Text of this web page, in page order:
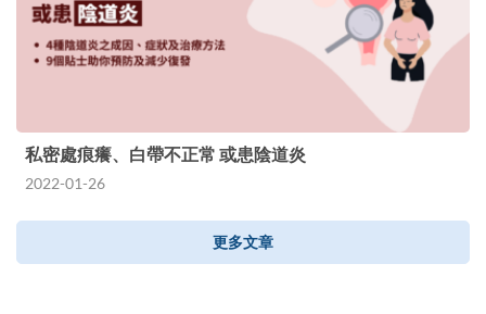
私密處痕癢、白帶不正常 或患陰道炎
2022-01-26
更多文章